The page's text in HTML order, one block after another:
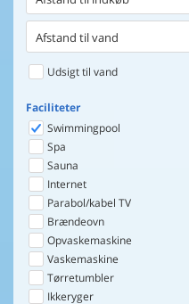
Afstand til vand
Udsigt til vand
Faciliteter
Swimmingpool
Spa
Sauna
Internet
Parabol/kabel TV
Brændeovn
Opvaskemaskine
Vaskemaskine
Tørretumbler
Ikkeryger